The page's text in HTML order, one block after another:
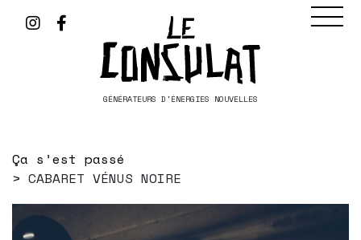
GÉNÉRATEURS D'ÉNERGIES NOUVELLES
Ça s’est passé
CABARET VÉNUS NOIRE